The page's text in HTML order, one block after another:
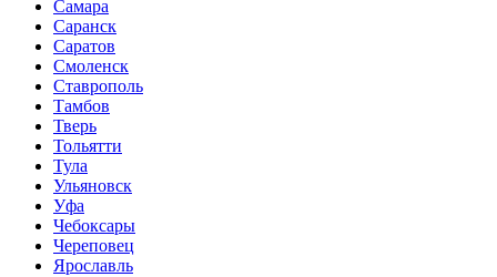
Самара
Саранск
Саратов
Смоленск
Ставрополь
Тамбов
Тверь
Тольятти
Тула
Ульяновск
Уфа
Чебоксары
Череповец
Ярославль